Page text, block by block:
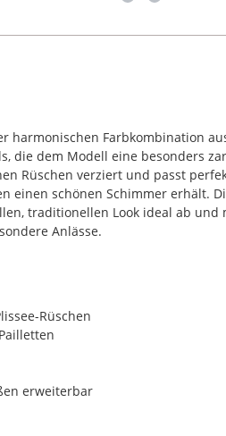
harmonischen Farbkombination
die dem Modell eine besonders
Rüschen verziert und passt
einen schönen Schimmer erhält.
traditionellen Look ideal ab und
Anlässe.
Rüschen
erweiterbar